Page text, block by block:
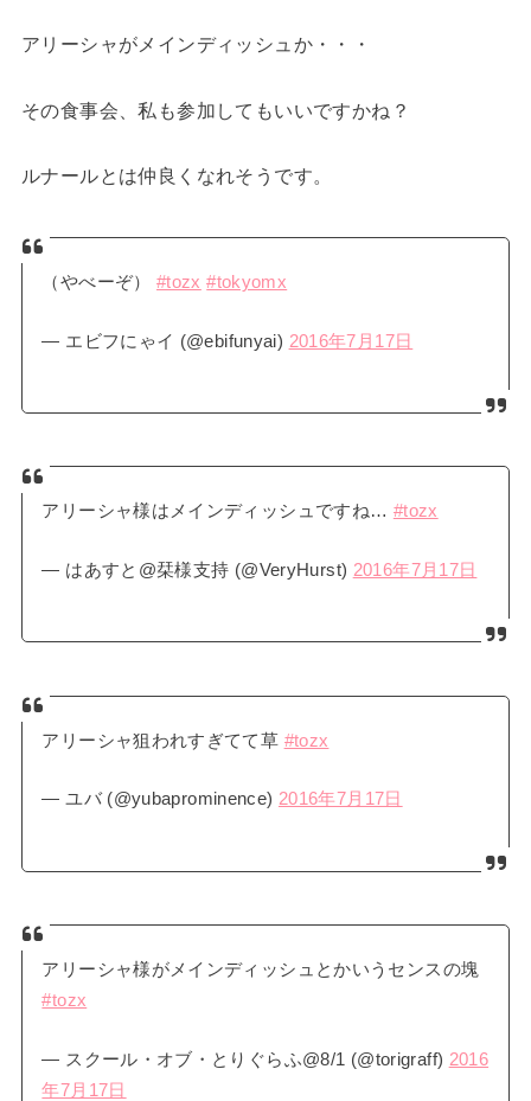
アリーシャがメインディッシュか・・・
その食事会、私も参加してもいいですかね？
ルナールとは仲良くなれそうです。
（やべーぞ） #tozx #tokyomx
— エビフにゃイ (@ebifunyai) 2016年7月17日
アリーシャ様はメインディッシュですね… #tozx
— はあすと@栞様支持 (@VeryHurst) 2016年7月17日
アリーシャ狙われすぎてて草 #tozx
— ユバ (@yubaprominence) 2016年7月17日
アリーシャ様がメインディッシュとかいうセンスの塊
#tozx
— スクール・オブ・とりぐらふ@8/1 (@torigraff) 2016
年7月17日